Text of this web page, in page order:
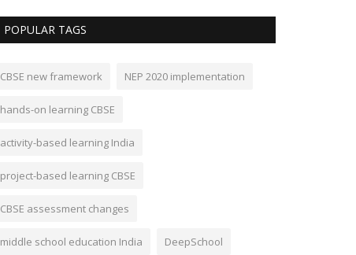
POPULAR TAGS
CBSE new framework NEP 2020 implementation
hands-on learning CBSE
activity-based learning India
project-based learning CBSE
CBSE assessment changes
middle school education India DeepSchool